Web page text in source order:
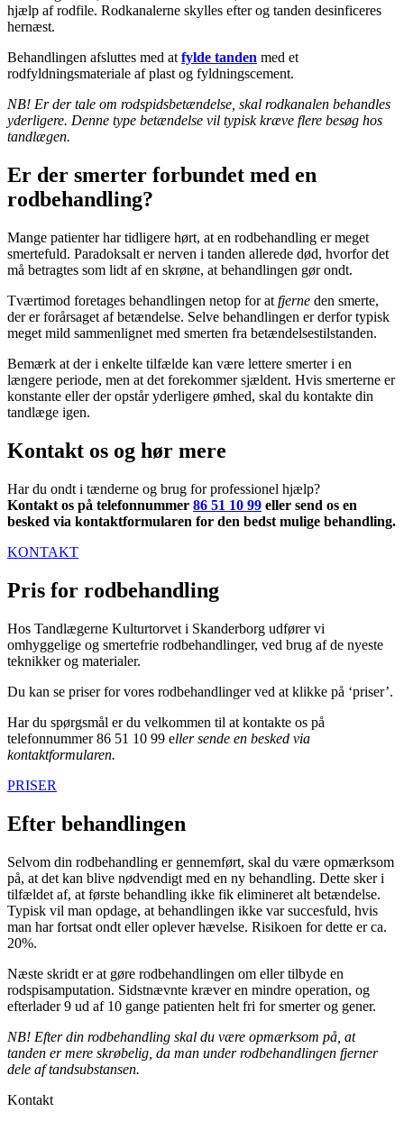
hjælp af rodfile. Rodkanalerne skylles efter og tanden desinficeres
hernæst.
Behandlingen afsluttes med at fylde tanden med et
rodfyldningsmateriale af plast og fyldningscement.
NB! Er der tale om rodspidsbetændelse, skal rodkanalen behandles
yderligere. Denne type betændelse vil typisk kræve flere besøg hos
tandlægen.
Er der smerter forbundet med en
rodbehandling?
Mange patienter har tidligere hørt, at en rodbehandling er meget
smertefuld. Paradoksalt er nerven i tanden allerede død, hvorfor det
må betragtes som lidt af en skrøne, at behandlingen gør ondt.
Tværtimod foretages behandlingen netop for at fjerne den smerte,
der er forårsaget af betændelse. Selve behandlingen er derfor typisk
meget mild sammenlignet med smerten fra betændelsestilstanden.
Bemærk at der i enkelte tilfælde kan være lettere smerter i en
længere periode, men at det forekommer sjældent. Hvis smerterne er
konstante eller der opstår yderligere ømhed, skal du kontakte din
tandlæge igen.
Kontakt os og hør mere
Har du ondt i tænderne og brug for professionel hjælp?
Kontakt os på telefonnummer 86 51 10 99 eller send os en
besked via kontaktformularen for den bedst mulige behandling.
KONTAKT
Pris for rodbehandling
Hos Tandlægerne Kulturtorvet i Skanderborg udfører vi
omhyggelige og smertefrie rodbehandlinger, ved brug af de nyeste
teknikker og materialer.
Du kan se priser for vores rodbehandlinger ved at klikke på ‘priser’.
Har du spørgsmål er du velkommen til at kontakte os på
telefonnummer 86 51 10 99 eller sende en besked via
kontaktformularen.
PRISER
Efter behandlingen
Selvom din rodbehandling er gennemført, skal du være opmærksom
på, at det kan blive nødvendigt med en ny behandling. Dette sker i
tilfældet af, at første behandling ikke fik elimineret alt betændelse.
Typisk vil man opdage, at behandlingen ikke var succesfuld, hvis
man har fortsat ondt eller oplever hævelse. Risikoen for dette er ca.
20%.
Næste skridt er at gøre rodbehandlingen om eller tilbyde en
rodspisamputation. Sidstnævnte kræver en mindre operation, og
efterlader 9 ud af 10 gange patienten helt fri for smerter og gener.
NB! Efter din rodbehandling skal du være opmærksom på, at
tanden er mere skrøbelig, da man under rodbehandlingen fjerner
dele af tandsubstansen.
Kontakt